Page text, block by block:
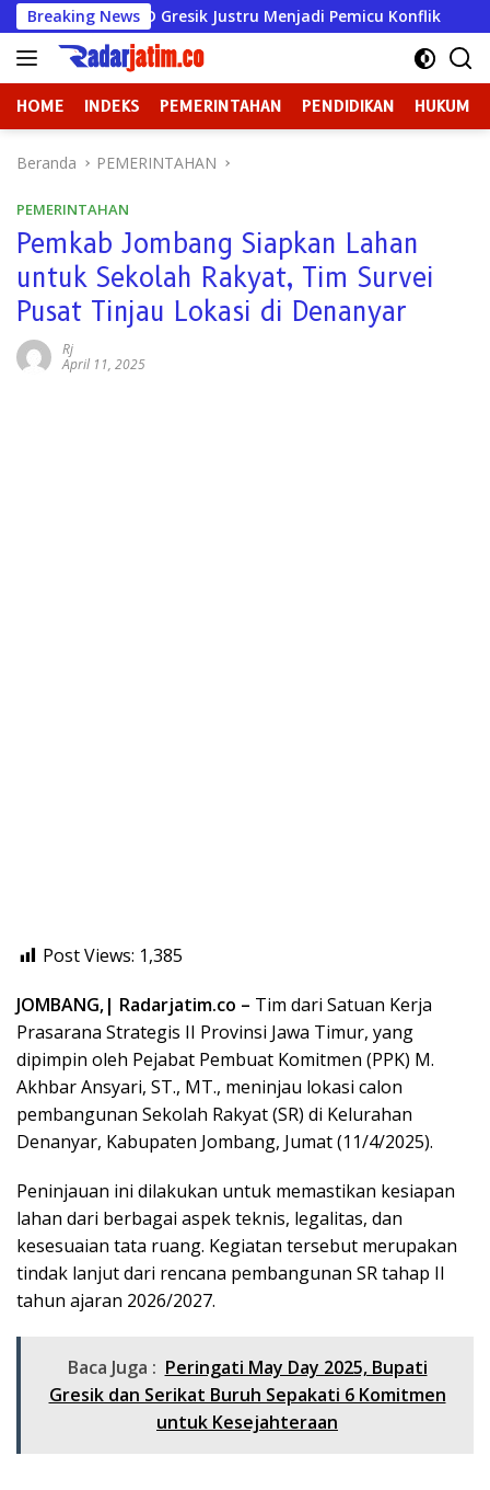
Langsung
ke
konten
Breaking News
DPRD Gresik Justru Menjadi Pemicu Konflik
HOME INDEKS PEMERINTAHAN PENDIDIKAN HUKUM
Beranda PEMERINTAHAN
PEMERINTAHAN
Pemkab Jombang Siapkan Lahan
untuk Sekolah Rakyat, Tim Survei
Pusat Tinjau Lokasi di Denanyar
Rj
April 11, 2025
Post Views: 1,385
JOMBANG,| Radarjatim.co – Tim dari Satuan Kerja
Prasarana Strategis II Provinsi Jawa Timur, yang
dipimpin oleh Pejabat Pembuat Komitmen (PPK) M.
Akhbar Ansyari, ST., MT., meninjau lokasi calon
pembangunan Sekolah Rakyat (SR) di Kelurahan
Denanyar, Kabupaten Jombang, Jumat (11/4/2025).
Peninjauan ini dilakukan untuk memastikan kesiapan
lahan dari berbagai aspek teknis, legalitas, dan
kesesuaian tata ruang. Kegiatan tersebut merupakan
tindak lanjut dari rencana pembangunan SR tahap II
tahun ajaran 2026/2027.
Baca Juga : Peringati May Day 2025, Bupati
Gresik dan Serikat Buruh Sepakati 6 Komitmen
untuk Kesejahteraan